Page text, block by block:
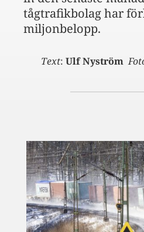
tågtrafikbolag har
miljonbelopp.
Text: Ulf Nyström